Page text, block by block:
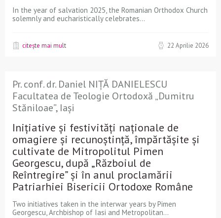
In the year of salvation 2025, the Romanian Orthodox Church
solemnly and eucharistically celebrates...
citește mai mult 22 Aprilie 2026
Pr. conf. dr. Daniel NIȚĂ DANIELESCU
Facultatea de Teologie Ortodoxă „Dumitru
Stăniloae”, Iași
Inițiative și festivități naționale de
omagiere și recunoștință, împărtășite și
cultivate de Mitropolitul Pimen
Georgescu, după „Războiul de
Reîntregire” și în anul proclamării
Patriarhiei Bisericii Ortodoxe Române
Two initiatives taken in the interwar years by Pimen
Georgescu, Archbishop of Iasi and Metropolitan...